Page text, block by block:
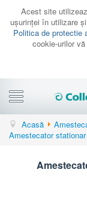
Acest site
uşurinţei în utilizare
Politica de protectie
cookie-urilor
CATEGORII
PROMOTII
Acasă
Amestecator